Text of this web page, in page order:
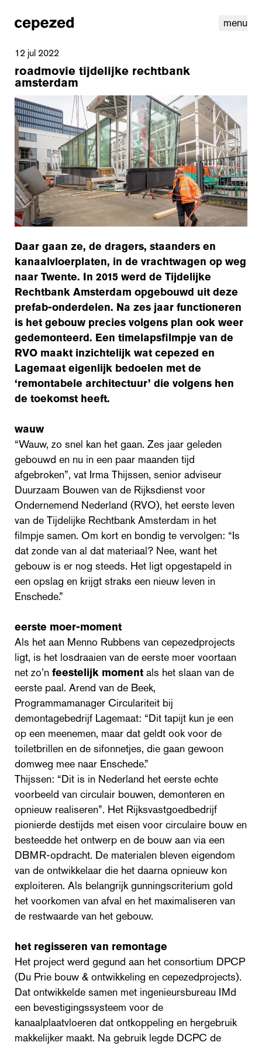
menu
linkedininstagram cookiesnl | en
12 jul 2022
roadmovie tijdelijke rechtbank
amsterdam
Daar gaan ze, de dragers, staanders en
kanaalvloerplaten, in de vrachtwagen op weg
naar Twente. In 2015 werd de Tijdelijke
Rechtbank Amsterdam opgebouwd uit deze
prefab-onderdelen. Na zes jaar functioneren
is het gebouw precies volgens plan ook weer
gedemonteerd. Een timelapsfilmpje van de
RVO maakt inzichtelijk wat cepezed en
Lagemaat eigenlijk bedoelen met de
‘remontabele architectuur’ die volgens hen
de toekomst heeft.
wauw
“Wauw, zo snel kan het gaan. Zes jaar geleden
gebouwd en nu in een paar maanden tijd
afgebroken”, vat Irma Thijssen, senior adviseur
Duurzaam Bouwen van de Rijksdienst voor
Ondernemend Nederland (RVO), het eerste leven
van de Tijdelijke Rechtbank Amsterdam in het
filmpje samen. Om kort en bondig te vervolgen: “Is
dat zonde van al dat materiaal? Nee, want het
gebouw is er nog steeds. Het ligt opgestapeld in
een opslag en krijgt straks een nieuw leven in
Enschede.”
eerste moer-moment
Als het aan Menno Rubbens van cepezedprojects
ligt, is het losdraaien van de eerste moer voortaan
net zo’n feestelijk momentals het slaan van de
eerste paal. Arend van de Beek,
Programmamanager Circulariteit bij
demontagebedrijf Lagemaat: “Dit tapijt kun je een
op een meenemen, maar dat geldt ook voor de
toiletbrillen en de sifonnetjes, die gaan gewoon
domweg mee naar Enschede.”
Thijssen: “Dit is in Nederland het eerste echte
voorbeeld van circulair bouwen, demonteren en
opnieuw realiseren”. Het Rijksvastgoedbedrijf
pionierde destijds met eisen voor circulaire bouw en
besteedde het ontwerp en de bouw aan via een
DBMR-opdracht. De materialen bleven eigendom
van de ontwikkelaar die het daarna opnieuw kon
exploiteren. Als belangrijk gunningscriterium gold
het voorkomen van afval en het maximaliseren van
de restwaarde van het gebouw.
het regisseren van remontage
Het project werd gegund aan het consortium DPCP
(Du Prie bouw & ontwikkeling en cepezedprojects).
Dat ontwikkelde samen met ingenieursbureau IMd
een bevestigingssysteem voor de
kanaalplaatvloeren dat ontkoppeling en hergebruik
makkelijker maakt. Na gebruik legde DCPC de